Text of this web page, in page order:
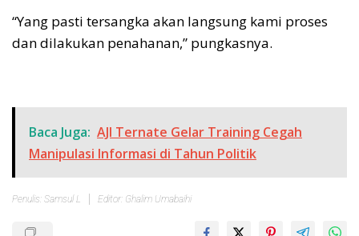
‎“Yang pasti tersangka akan langsung kami proses
dan dilakukan penahanan,” pungkasnya.
Baca Juga: AJI Ternate Gelar Training Cegah
Manipulasi Informasi di Tahun Politik
Penulis: Samsul L Editor: Ghalim Umabaihi